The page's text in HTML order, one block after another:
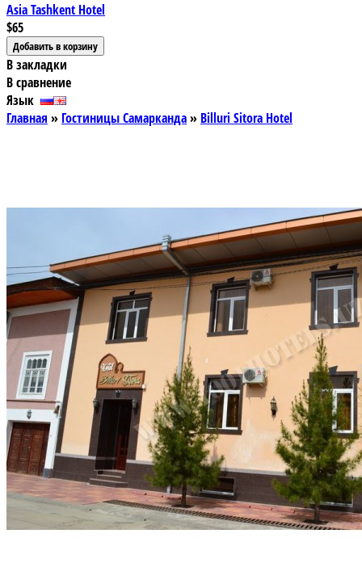
Asia Tashkent Hotel
$65
В закладки
В сравнение
Язык
Главная » Гостиницы Самарканда» Billuri Sitora Hotel